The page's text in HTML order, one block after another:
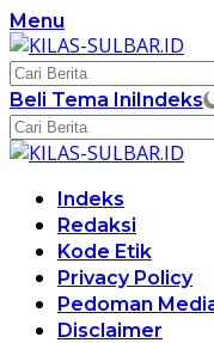
Langsung
ke
konten
Menu
Beli Tema IniIndeks
Indeks
Redaksi
Kode Etik
Privacy Policy
Pedoman
Disclaimer